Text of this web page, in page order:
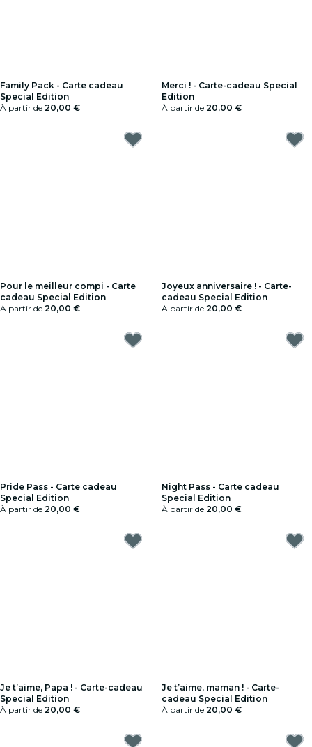
Family Pack - Carte cadeau
Special Edition
À partir de 20,00 €
Merci ! - Carte-cadeau Special
Edition
À partir de 20,00 €
Pour le meilleur compi - Carte
cadeau Special Edition
À partir de 20,00 €
Joyeux anniversaire ! - Carte-
cadeau Special Edition
À partir de 20,00 €
Pride Pass - Carte cadeau
Special Edition
À partir de 20,00 €
Night Pass - Carte cadeau
Special Edition
À partir de 20,00 €
Je t’aime, Papa ! - Carte-cadeau
Special Edition
À partir de 20,00 €
Je t’aime, maman ! - Carte-
cadeau Special Edition
À partir de 20,00 €